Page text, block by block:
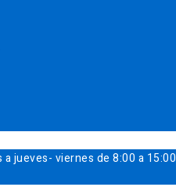
jueves- viernes de 8:00 a 15:00